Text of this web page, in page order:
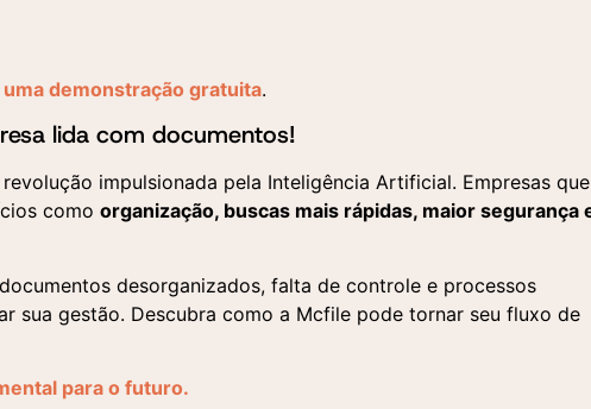
demonstração gratuita.
lida com documentos!
impulsionada pela Inteligência Artificial. Empresas que
como organização, buscas mais rápidas, maior segurança
desorganizados, falta de controle e processos
sua gestão. Descubra como a Mcfile pode tornar seu fluxo de
para o futuro.